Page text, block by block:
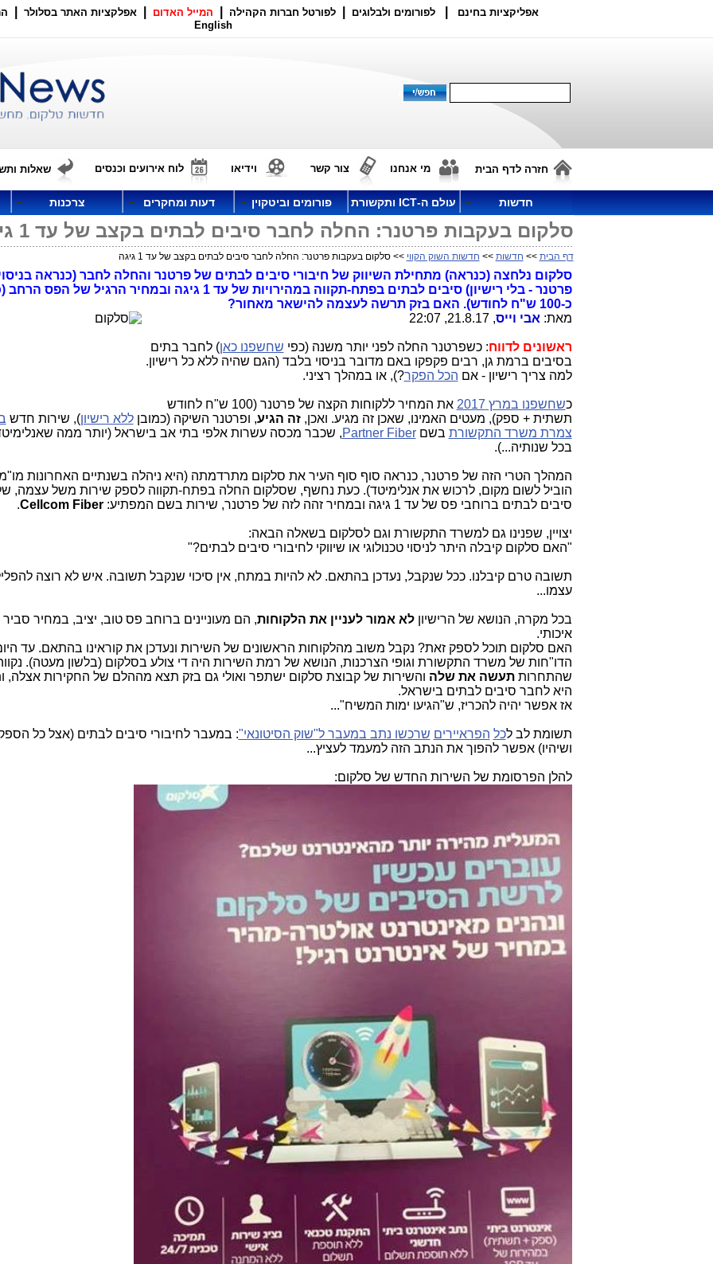
אפליקציות בחינם לפורומים ולבלוגים לפורטל חברות הקהילה המייל האדום אפלקציות האתר בסלולר
English
חזרה לדף הבית מי אנחנו צור קשר וידיאו לוח אירועים וכנסים שאלות
חדשות עולם ה-ICT ותקשורת פורומים וביטקוין דעות ומחקרים צרכנות
סלקום בעקבות פרטנר: החלה לחבר סיבים לבתים בקצב של עד 1 גיגה
דף הבית >> חדשות >> חדשות השוק הקווי >> סלקום בעקבות פרטנר: החלה לחבר סיבים לבתים בקצב של עד 1 גיגה
סלקום נלחצה (כנראה) מתחילת השיווק של חיבורי סיבים לבתים של פרטנר והחלה לחבר (כנראה
פרטנר - בלי רישיון) סיבים לבתים בפתח-תקווה במהירויות של עד 1 גיגה ובמחיר הרגיל
כ-100 ש"ח לחודש). האם בזק תרשה לעצמה להישאר מאחור?
מאת: אבי וייס, 21.8.17, 22:07
ראשונים לדווח: כשפרטנר החלה לפני יותר משנה (כפי שחשפנו כאן) לחבר בתים
בסיבים ברמת גן, רבים פקפקו באם מדובר בניסוי בלבד (הגם שהיה ללא כל רישיון.
למה צריך רישיון - אם הכל הפקר?), או במהלך רציני.
כשחשפנו במרץ 2017
את המחיר ללקוחות הקצה של פרטנר (100 ש"ח לחודש
תשתית + ספק), מעטים האמינו, שאכן זה מגיע. ואכן,זה הגיע, ופרטנר השיקה (כמובןללא רישיון), שירות חדש
צמרת משרד התקשורת בשםPartner Fiber, שכבר מכסה עשרות אלפי בתי אב בישראל (יותר ממה
בכל שנותיה...).
המהלך הטרי הזה של פרטנר, כנראה סוף סוף העיר את סלקום מתרדמתה (היא ניהלה בשנתיים האחרונות
הוביל לשום מקום, לרכוש את אנלימיטד). כעת נחשף, שסלקום החלה בפתח-תקווה לספק שירות משל עצמה, של
סיבים לבתים ברוחבי פס של עד 1 גיגה ובמחיר זהה לזה של פרטנר, שירות בשם המפתיע:
Cellcom Fiber
.
יצויין, שפנינו גם למשרד התקשורת וגם לסלקום בשאלה הבאה:
"האם סלקום קיבלה היתר לניסוי טכנולוגי או שיווקי לחיבורי סיבים לבתים?"
תשובה טרם קיבלנו. ככל שנקבל, נעדכן בהתאם. לא להיות במתח, אין סיכוי שנקבל תשובה. איש לא רוצה
עצמו...
בכל מקרה, הנושא של הרישיוןלא אמור לעניין את הלקוחות, הם מעוניינים ברוחב פס טוב, יציב, במחיר סביר
איכותי.
האם סלקום תוכל לספק זאת? נקבל משוב מהלקוחות הראשונים של השירות ונעדכן את קוראינו בהתאם. עד
הדו"חות של משרד התקשורת וגופי הצרכנות, הנושא של רמת השירות היה די צולע בסלקום (בלשון מעטה).
שהתחרותתעשה את שלה והשירות של קבוצת סלקום ישתפר ואולי גם בזק תצא מההלם של החקירות אצלה,
היא לחבר סיבים לבתים בישראל.
אז אפשר יהיה להכריז, ש"הגיעו ימות המשיח"...
תשומת לב לכל הפראיירים שרכשו נתב במעבר ל"שוק הסיטונאי": במעבר לחיבורי סיבים לבתים (אצל כל
ושיהיו) אפשר להפוך את הנתב הזה למעמד לעציץ...
להלן הפרסומת של השירות החדש של סלקום: